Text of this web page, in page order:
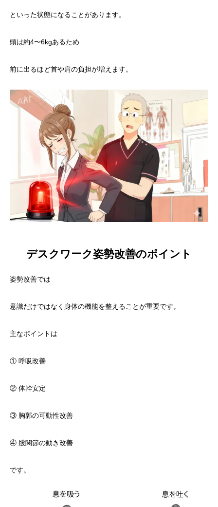
といった状態になることがあります。
頭は約4〜6kgあるため
前に出るほど首や肩の負担が増えます。
デスクワーク姿勢改善のポイント
姿勢改善では
意識だけではなく身体の機能を整えることが重要です。
主なポイントは
① 呼吸改善
② 体幹安定
③ 胸郭の可動性改善
④ 股関節の動き改善
です。